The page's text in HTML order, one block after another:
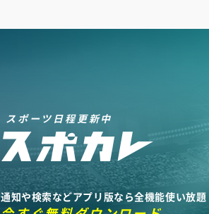
スポーツ日程更新中
通知や検索などアプリ版なら全機能使い放題